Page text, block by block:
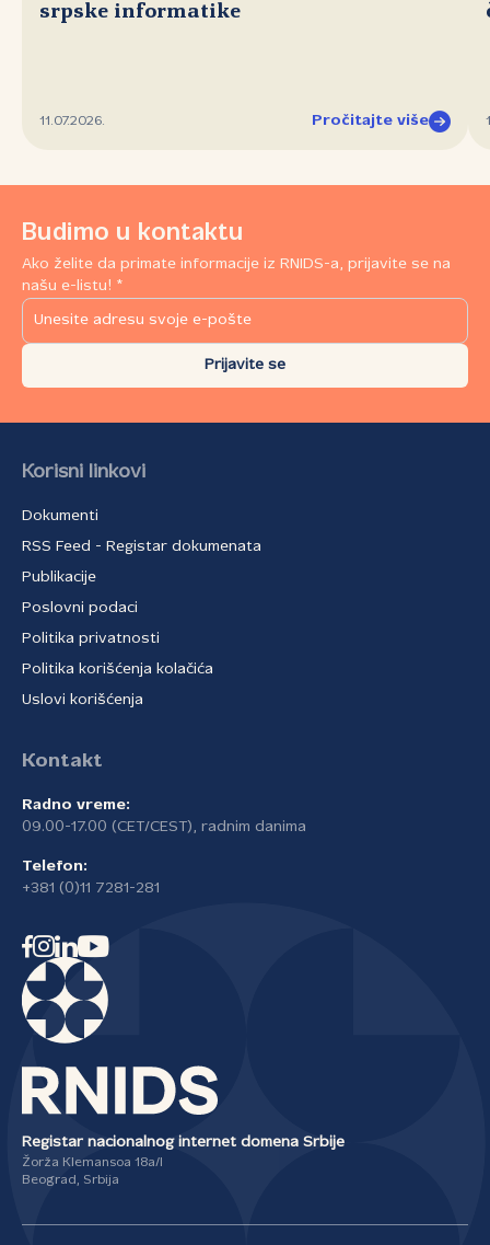
srpske informatike
11.07.2026. Pročitajte više
Budimo u kontaktu
Ako želite da primate informacije iz RNIDS-a, prijavite se na
našu e-listu! *
Prijavite se
Korisni linkovi
Dokumenti
RSS Feed - Registar dokumenata
Publikacije
Poslovni podaci
Politika privatnosti
Politika korišćenja kolačića
Uslovi korišćenja
Kontakt
Radno vreme:
09.00-17.00 (CET/CEST), radnim danima
Telefon:
+381 (0)11 7281-281
Registar nacionalnog internet domena Srbije
Žorža Klemansoa 18a/I
Beograd, Srbija